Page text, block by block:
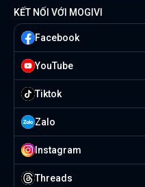
KẾT NỐI VỚI MOGIVI
Facebook
YouTube
Tiktok
Zalo
Instagram
Threads